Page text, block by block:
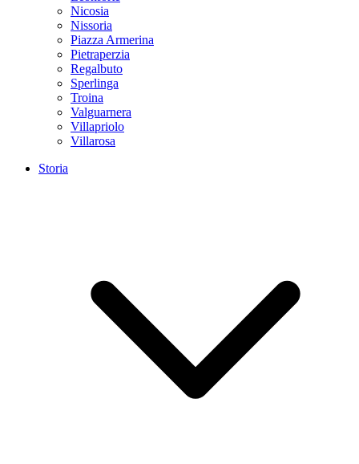
Nicosia
Nissoria
Piazza Armerina
Pietraperzia
Regalbuto
Sperlinga
Troina
Valguarnera
Villapriolo
Villarosa
Storia